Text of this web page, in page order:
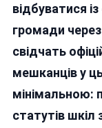
В
відбуватися
громади
свідчать
мешканців у
мінімальною:
статутів